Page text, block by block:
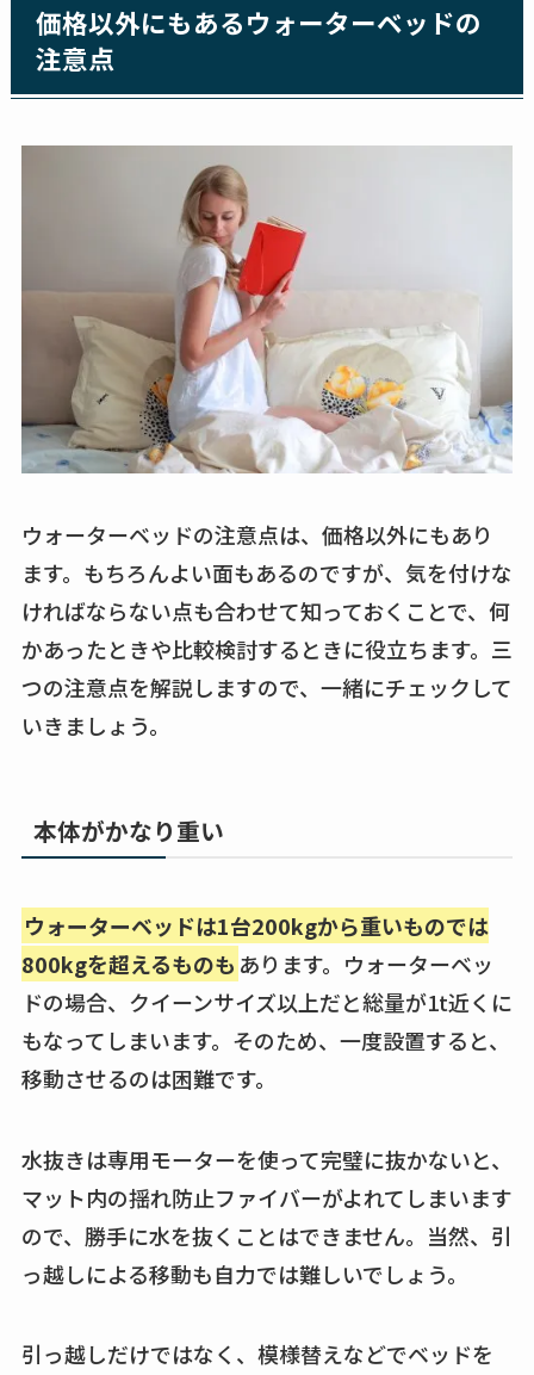
価格以外にもあるウォーターベッドの
注意点
ウォーターベッドの注意点は、価格以外にもあり
ます。もちろんよい面もあるのですが、気を付けな
ければならない点も合わせて知っておくことで、何
かあったときや比較検討するときに役立ちます。三
つの注意点を解説しますので、一緒にチェックして
いきましょう。
本体がかなり重い
ウォーターベッドは1台200kgから重いものでは
800kgを超えるものも あります。ウォーターベッ
ドの場合、クイーンサイズ以上だと総量が1t近くに
もなってしまいます。そのため、一度設置すると、
移動させるのは困難です。
水抜きは専用モーターを使って完璧に抜かないと、
マット内の揺れ防止ファイバーがよれてしまいます
ので、勝手に水を抜くことはできません。当然、引
っ越しによる移動も自力では難しいでしょう。
引っ越しだけではなく、模様替えなどでベッドを